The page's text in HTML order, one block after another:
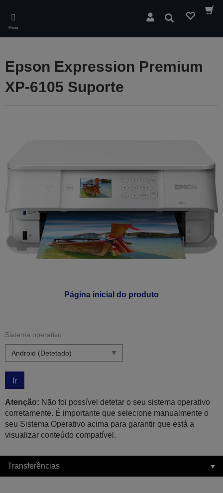
main
content
Menu
Pesquisar
Página inicial do produto
Epson Expression Premium
XP-6105 Suporte
Sistema operativo:
Ir
Atenção: Não foi possível detetar o seu sistema operativo
corretamente. É importante que selecione manualmente o
seu Sistema Operativo acima para garantir que está a
visualizar conteúdo compatível.
Transferências